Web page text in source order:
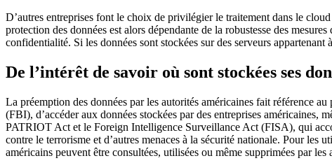
D’autres entreprises font le choix de privilégier le traitement dans le
protection des données est alors dépendante de la robustesse des
confidentialité. Si les données sont stockées sur des serveurs appartenant
De l’intérêt de savoir où sont stockées ses
La préemption des données par les autorités américaines fait référence
(FBI), d’accéder aux données stockées par des entreprises américaines,
PATRIOT Act et le Foreign Intelligence Surveillance Act (FISA), qui
contre le terrorisme et d’autres menaces à la sécurité nationale. Pour les
américains peuvent être consultées, utilisées ou même supprimées par les